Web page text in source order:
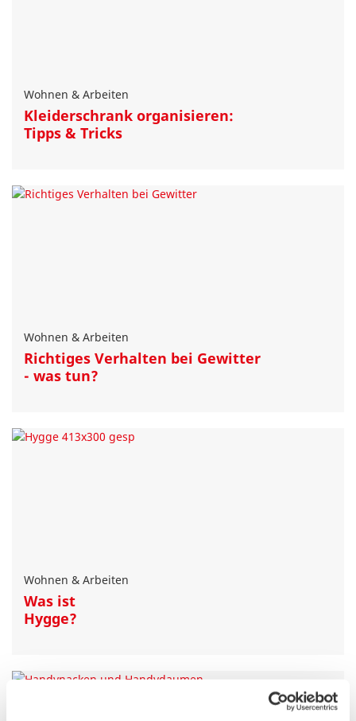
Wohnen & Arbeiten
Kleiderschrank organisieren:
Tipps & Tricks
Wohnen & Arbeiten
Richtiges Verhalten bei Gewitter
- was tun?
Wohnen & Arbeiten
Was ist
Hygge?